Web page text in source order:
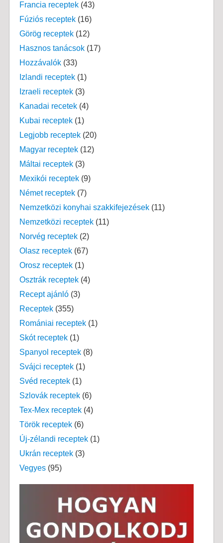
Francia receptek(43)
Fúziós receptek(16)
Görög receptek(12)
Hasznos tanácsok(17)
Hozzávalók(33)
Izlandi receptek(1)
Izraeli receptek(3)
Kanadai recetek(4)
Kubai receptek(1)
Legjobb receptek(20)
Magyar receptek(12)
Máltai receptek(3)
Mexikói receptek(9)
Német receptek(7)
Nemzetközi konyhai szakkifejezések(11)
Nemzetközi receptek(11)
Norvég receptek(2)
Olasz receptek(67)
Orosz receptek(1)
Osztrák receptek(4)
Recept ajánló(3)
Receptek(355)
Romániai receptek(1)
Skót receptek(1)
Spanyol receptek(8)
Svájci receptek(1)
Svéd receptek(1)
Szlovák receptek(6)
Tex-Mex receptek(4)
Török receptek(6)
Új-zélandi receptek(1)
Ukrán receptek(3)
Vegyes(95)